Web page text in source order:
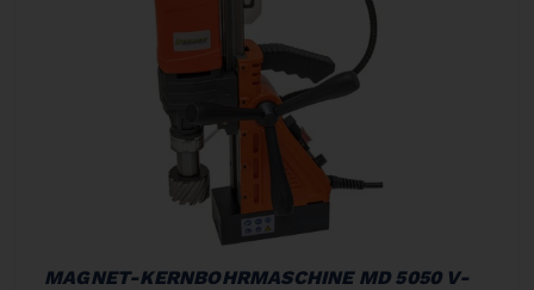
MAGNET-KERNBOHRMASCHINE MD 5050 V-